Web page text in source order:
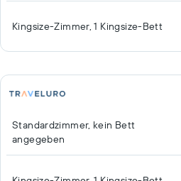
Kingsize-Zimmer, 1 Kingsize-Bett
Standardzimmer, kein Bett
angegeben